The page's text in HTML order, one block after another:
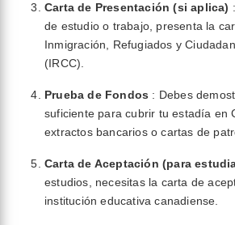
Carta de Presentación (si aplica)
de estudio o trabajo, presenta la
Inmigración, Refugiados y
(IRCC).
Prueba de Fondos : Debes
suficiente para cubrir tu estadía en
extractos bancarios o cartas de
Carta de Aceptación (para
estudios, necesitas la carta de
institución educativa canadiense.